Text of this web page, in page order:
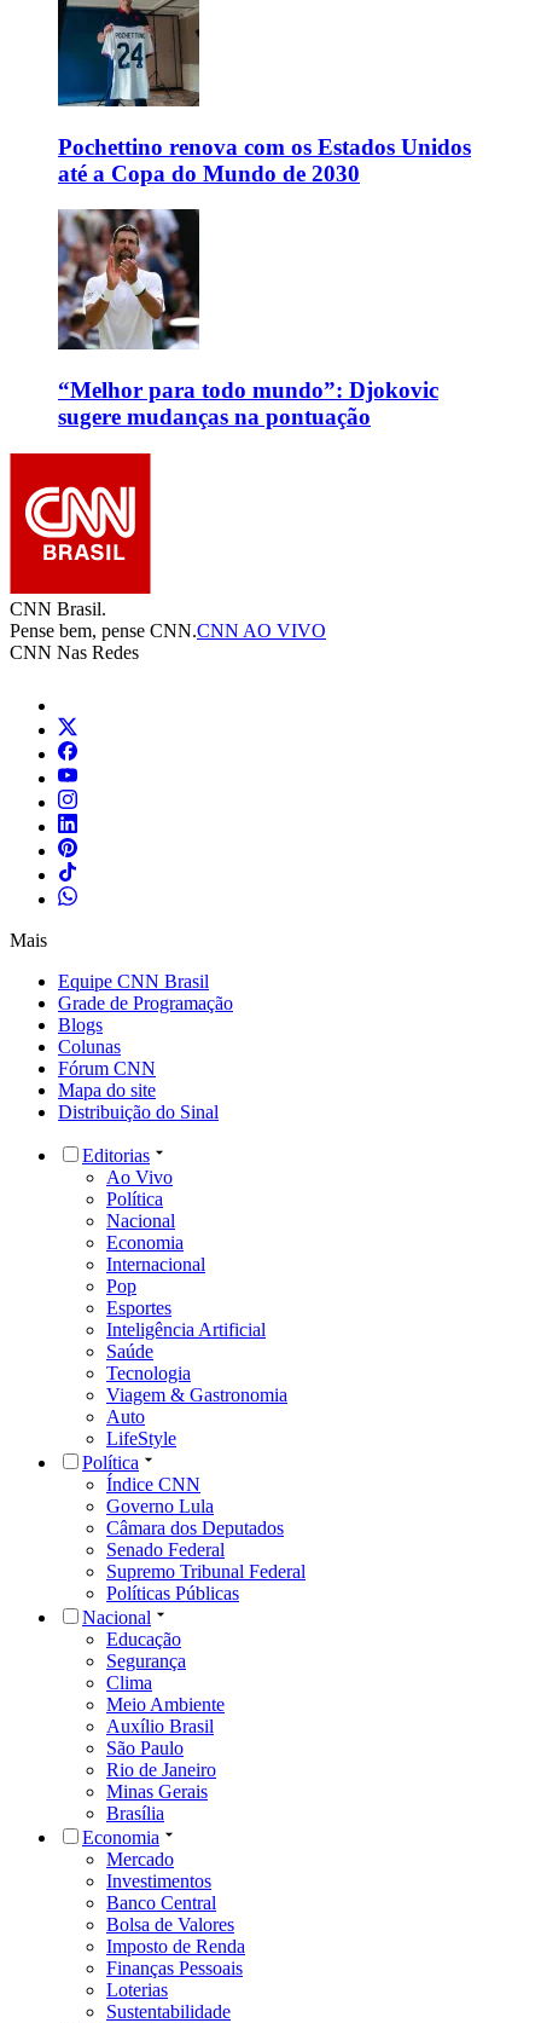
Pochettino renova com os Estados Unidos
até a Copa do Mundo de 2030
“Melhor para todo mundo”: Djokovic
sugere mudanças na pontuação
CNN Brasil.
Pense bem, pense CNN.CNN AO VIVO
CNN Nas Redes
Mais
Equipe CNN Brasil
Grade de Programação
Blogs
Colunas
Fórum CNN
Mapa do site
Distribuição do Sinal
Editorias
Ao Vivo
Política
Nacional
Economia
Internacional
Pop
Esportes
Inteligência Artificial
Saúde
Tecnologia
Viagem & Gastronomia
Auto
LifeStyle
Política
Índice CNN
Governo Lula
Câmara dos Deputados
Senado Federal
Supremo Tribunal Federal
Políticas Públicas
Nacional
Educação
Segurança
Clima
Meio Ambiente
Auxílio Brasil
São Paulo
Rio de Janeiro
Minas Gerais
Brasília
Economia
Mercado
Investimentos
Banco Central
Bolsa de Valores
Imposto de Renda
Finanças Pessoais
Loterias
Sustentabilidade